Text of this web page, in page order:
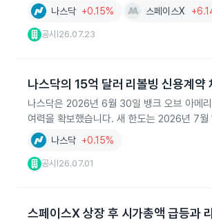
나스닥 +0.15% 스페이스X
공시 26.07.23
나스닥의 15억 달러 리볼빙 신용계약
나스닥은 2026년 6월 30일 뱅크 오브 아메
여력을 확보했습니다. 새 한도는 2026년 7월
나스닥 +0.15%
공시 26.07.01
스페이스X 상장 후 시가총액 급등과